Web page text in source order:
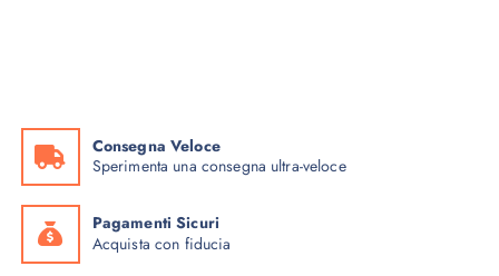
Consegna Veloce
Sperimenta una consegna ultra-veloce
Pagamenti Sicuri
Acquista con fiducia